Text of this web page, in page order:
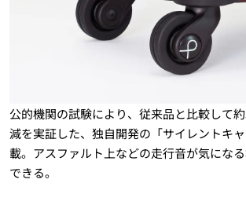
公的機関の試験により、従来品と比較して
減を実証した、独自開発の「サイレントキ
載。アスファルト上などの走行音が気にな
できる。